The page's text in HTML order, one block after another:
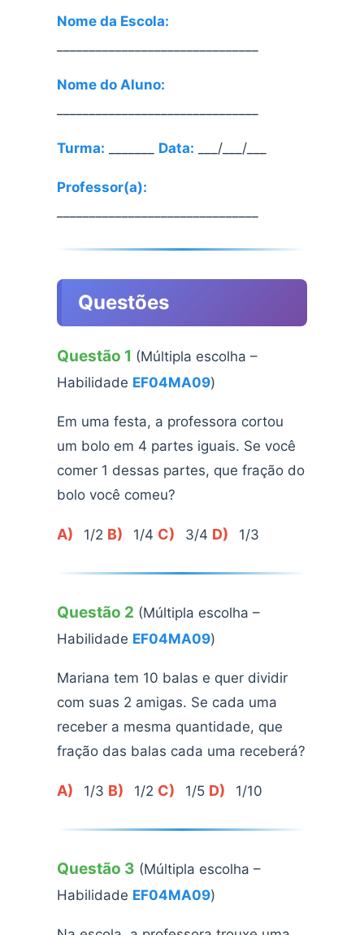
Nome da Escola:
Nome do Aluno:
Turma: Data: ___/___/___
Professor(a):
Questões
Questão 1 (Múltipla escolha –
Habilidade EF04MA09)
Em uma festa, a professora cortou
um bolo em 4 partes iguais. Se você
comer 1 dessas partes, que fração do
bolo você comeu?
A) 1/2 B) 1/4 C) 3/4 D) 1/3
Questão 2 (Múltipla escolha –
Habilidade EF04MA09)
Mariana tem 10 balas e quer dividir
com suas 2 amigas. Se cada uma
receber a mesma quantidade, que
fração das balas cada uma receberá?
A) 1/3 B) 1/2 C) 1/5 D) 1/10
Questão 3 (Múltipla escolha –
Habilidade EF04MA09)